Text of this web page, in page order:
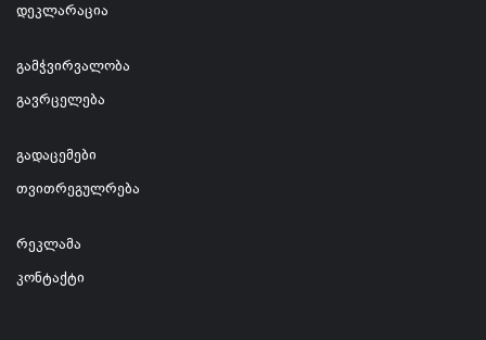
დეკლარაცია
გამჭვირვალობა
გავრცელება
გადაცემები
თვითრეგულრება
რეკლამა
კონტაქტი